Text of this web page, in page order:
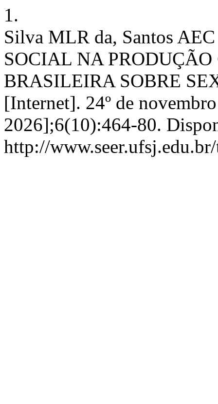
1.
Silva MLR da, Santos
SOCIAL NA
BRASILEIRA SOBRE
[Internet]. 24º de
2026];6(10):464-80.
http://